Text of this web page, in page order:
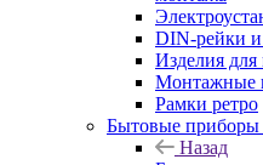
DIN-рейки и
Изделия
Монтажные
Рамки ретро
Бытовые приборы
Назад